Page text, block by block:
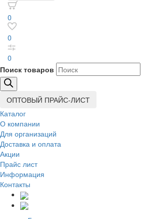
0
0
0
Поиск товаров
ОПТОВЫЙ ПРАЙС-ЛИСТ
Каталог
О компании
Для организаций
Доставка и оплата
Акции
Прайс лист
Информация
Контакты